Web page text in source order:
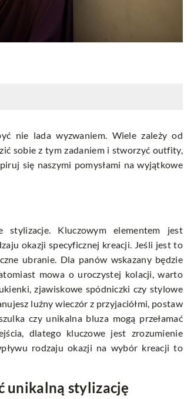
nie lada wyzwaniem. Wiele zależy od
sobie z tym zadaniem i stworzyć outfity,
się naszymi pomysłami na wyjątkowe
stylizacje. Kluczowym elementem jest
okazji specyficznej kreacji. Jeśli jest to
ubranie. Dla panów wskazany będzie
mowa o uroczystej kolacji, warto
zjawiskowe spódniczki czy stylowe
luźny wieczór z przyjaciółmi, postaw
czy unikalna bluza mogą przełamać
dlatego kluczowe jest zrozumienie
rodzaju okazji na wybór kreacji to
unikalną stylizację